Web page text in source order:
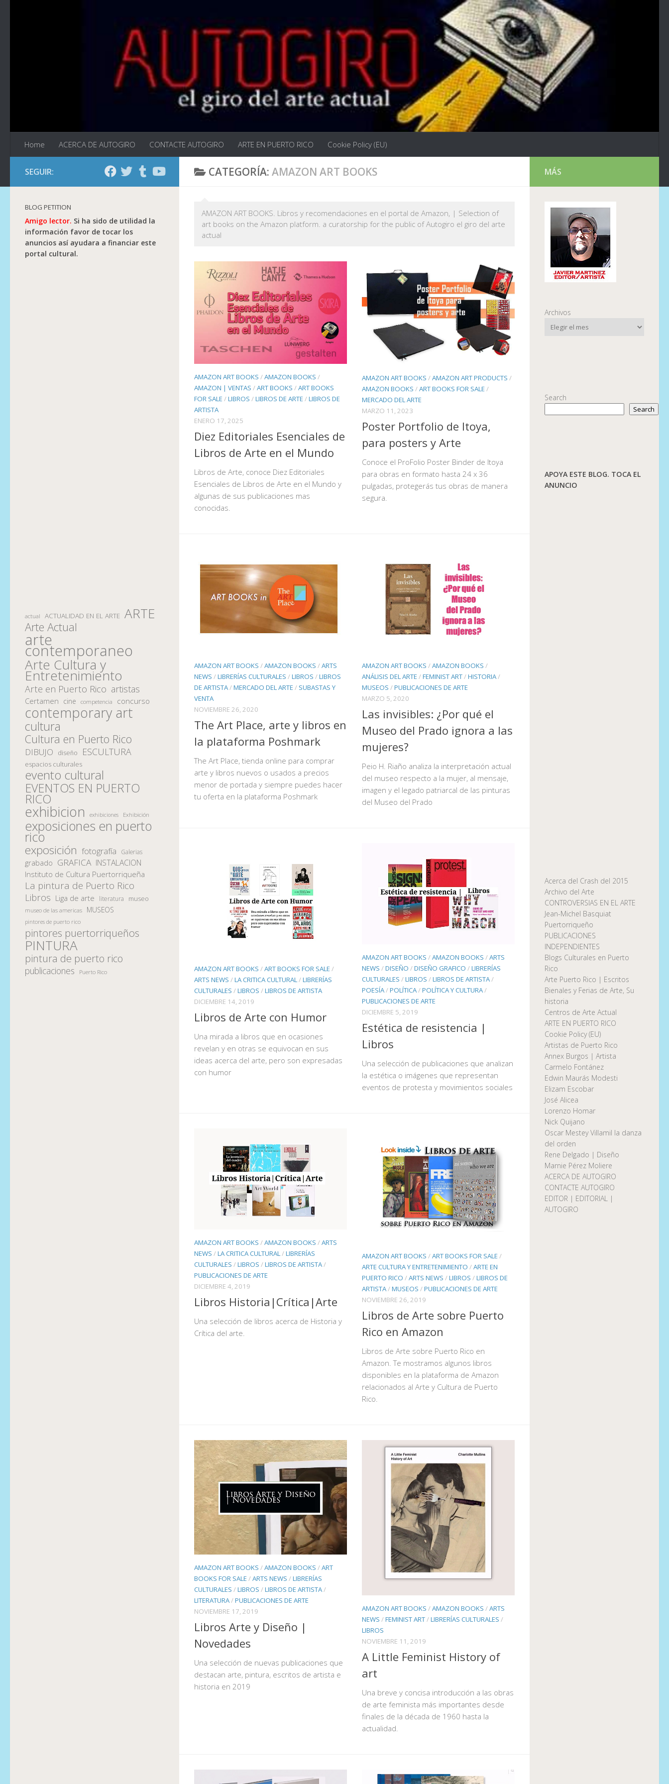
Home ACERCA DE AUTOGIRO CONTACTE AUTOGIRO ARTE EN PUERTO RICO Cookie Policy (EU)
CATEGORÍA: AMAZON ART BOOKS
AMAZON ART BOOKS. Libros y recomendaciones en el portal de Amazon, | Selection of
art books on the Amazon platform. a curatorship for the public of Autogiro el giro del arte
actual
AMAZON ART BOOKS /AMAZON BOOKS /
AMAZON | VENTAS /ART BOOKS /ART BOOKS
FOR SALE /LIBROS /LIBROS DE ARTE /LIBROS DE
ARTISTA
ENERO 17, 2025
Diez Editoriales Esenciales de
Libros de Arte en el Mundo
Libros de Arte, conoce Diez Editoriales
Esenciales de Libros de Arte en el Mundo y
algunas de sus publicaciones mas
conocidas.
AMAZON ART BOOKS /AMAZON ART PRODUCTS /
AMAZON BOOKS /ART BOOKS FOR SALE /
MERCADO DEL ARTE
MARZO 11, 2023
Poster Portfolio de Itoya,
para posters y Arte
Conoce el ProFolio Poster Binder de Itoya
para obras en formato hasta 24 x 36
pulgadas, protegerás tus obras de manera
segura.
AMAZON ART BOOKS /AMAZON BOOKS /ARTS
NEWS /LIBRERÍAS CULTURALES /LIBROS /LIBROS
DE ARTISTA/MERCADO DEL ARTE / SUBASTAS Y
VENTA
NOVIEMBRE 26, 2020
The Art Place, arte y libros en
la plataforma Poshmark
The Art Place, tienda online para comprar
arte y libros nuevos o usados a precios
menor de portada y siempre puedes hacer
tu oferta en la plataforma Poshmark
AMAZON ART BOOKS /AMAZON BOOKS /
ANÁLISIS DEL ARTE /FEMINIST ART/HISTORIA/
MUSEOS /PUBLICACIONES DE ARTE
MARZO 5, 2020
Las invisibles: ¿Por qué el
Museo del Prado ignora a las
mujeres?
Peio H. Riaño analiza la interpretación actual
del museo respecto a la mujer, al mensaje,
imagen y el legado patriarcal de las pinturas
del Museo del Prado
AMAZON ART BOOKS /ART BOOKS FOR SALE /
ARTS NEWS /LA CRITICA CULTURAL/LIBRERÍAS
CULTURALES /LIBROS /LIBROS DE ARTISTA
DICIEMBRE 14, 2019
Libros de Arte con Humor
Una mirada a libros que en ocasiones
revelan y en otras se equivocan en sus
ideas acerca del arte, pero son expresadas
con humor
AMAZON ART BOOKS /AMAZON BOOKS /ARTS
NEWS /DISEÑO /DISEÑO GRAFICO /LIBRERÍAS
CULTURALES /LIBROS /LIBROS DE ARTISTA/
POESÍA/POLÍTICA/POLÍTICA Y CULTURA/
PUBLICACIONES DE ARTE
DICIEMBRE 5, 2019
Estética de resistencia |
Libros
Una selección de publicaciones que analizan
la estética o imágenes que representan
eventos de protesta y movimientos sociales
AMAZON ART BOOKS /AMAZON BOOKS /ARTS
NEWS /LA CRITICA CULTURAL/LIBRERÍAS
CULTURALES /LIBROS /LIBROS DE ARTISTA/
PUBLICACIONES DE ARTE
DICIEMBRE 4, 2019
Libros Historia|Crítica|Arte
Una selección de libros acerca de Historia y
Crítica del arte.
AMAZON ART BOOKS /ART BOOKS FOR SALE /
ARTE CULTURA Y ENTRETENIMIENTO /ARTE EN
PUERTO RICO /ARTS NEWS /LIBROS /LIBROS DE
ARTISTA/MUSEOS /PUBLICACIONES DE ARTE
NOVIEMBRE 26, 2019
Libros de Arte sobre Puerto
Rico en Amazon
Libros de Arte sobre Puerto Rico en
Amazon. Te mostramos algunos libros
disponibles en la plataforma de Amazon
relacionados al Arte y Cultura de Puerto
Rico.
AMAZON ART BOOKS /AMAZON BOOKS /ART
BOOKS FOR SALE /ARTS NEWS /LIBRERÍAS
CULTURALES /LIBROS /LIBROS DE ARTISTA/
LITERATURA/PUBLICACIONES DE ARTE
NOVIEMBRE 17, 2019
Libros Arte y Diseño |
Novedades
Una selección de nuevas publicaciones que
destacan arte, pintura, escritos de artista e
historia en 2019
AMAZON ART BOOKS /AMAZON BOOKS /ARTS
NEWS /FEMINIST ART/LIBRERÍAS CULTURALES /
LIBROS
NOVIEMBRE 11, 2019
A Little Feminist History of
art
Una breve y concisa introducción a las obras
de arte feminista más importantes desde
finales de la década de 1960 hasta la
actualidad.
SEGUIR:
BLOG PETITION
Amigo lector. Si ha sido de utilidad la
información favor de tocar los
anuncios así ayudara a financiar este
portal cultural.
actual ACTUALIDAD EN EL ARTE ARTE
Arte Actual
arte
contemporaneo
Arte Cultura y
Entretenimiento
Arte en Puerto Rico artistas
Certamen cine competencia concurso
contemporary art
cultura
Cultura en Puerto Rico
DIBUJO diseño ESCULTURA
espacios culturales
evento cultural
EVENTOS EN PUERTO
RICO
exhibicion exhibiciones Exhibición
exposiciones en puerto
rico
exposición fotografía Galerias
grabado GRAFICA INSTALACION
Instituto de Cultura Puertorriqueña
La pintura de Puerto Rico
Libros Liga de arte literatura museo
museo de las americas MUSEOS
pintores de puerto rico
pintores puertorriqueños
PINTURA
pintura de puerto rico
publicaciones Puerto Rico
MÁS
Archivos
Search
Search
APOYA ESTE BLOG. TOCA EL
ANUNCIO
Acerca del Crash del 2015
Archivo del Arte
CONTROVERSIAS EN EL ARTE
Jean-Michel Basquiat
Puertorriqueño
PUBLICACIONES
INDEPENDIENTES
Blogs Culturales en Puerto
Rico
Arte Puerto Rico | Escritos
Bienales y Ferias de Arte, Su
historia
Centros de Arte Actual
ARTE EN PUERTO RICO
Cookie Policy (EU)
Artistas de Puerto Rico
Annex Burgos | Artista
Carmelo Fontánez
Edwin Maurás Modesti
Elizam Escobar
José Alicea
Lorenzo Homar
Nick Quijano
Oscar Mestey Villamil la danza
del orden
Rene Delgado | Diseño
Marnie Pérez Moliere
ACERCA DE AUTOGIRO
CONTACTE AUTOGIRO
EDITOR | EDITORIAL |
AUTOGIRO